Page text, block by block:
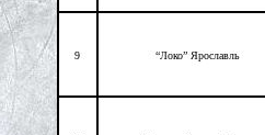
9 “Локо” Ярославль